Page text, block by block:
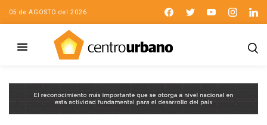
05 de AGOSTO del 2026